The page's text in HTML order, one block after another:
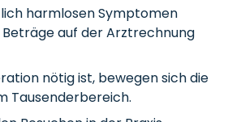
harmlosen Symptomen
auf der Arztrechnung
nötig ist, bewegen sich die
Tausenderbereich.